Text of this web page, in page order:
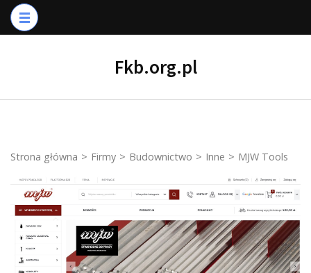
Skip
to
Fkb.org.pl
Strona główna > Firmy > Budownictwo > Inne > MJW Tools